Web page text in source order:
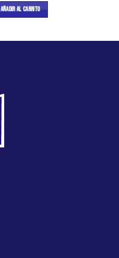
original
era:
S/. 750.00.
AÑADIR AL CARRITO